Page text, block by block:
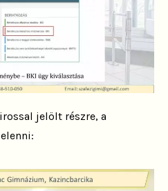
jelölt részre, a